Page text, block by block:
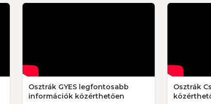
Osztrák GYES legfontosabb
információk közérthetően
Osztrák